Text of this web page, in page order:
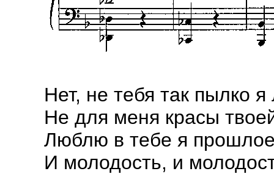
Нет, не тебя так пылко
Не для меня красы
Люблю в тебе я
И молодость, и